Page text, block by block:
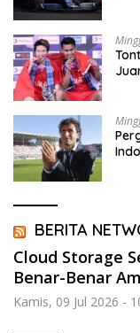
BERITA
Cloud Storage
Benar-Benar
Kamis, 09 Jul 2026 -